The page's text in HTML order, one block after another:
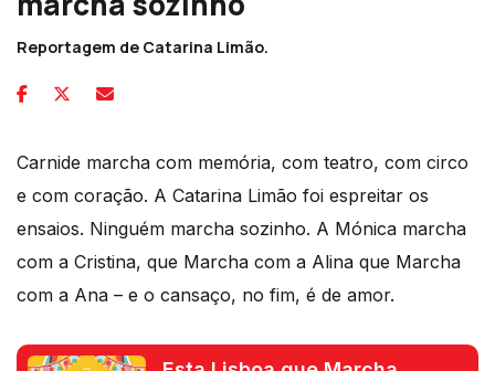
Reportagem de Catarina Limão.
Carnide marcha com memória, com teatro, com circo
e com coração. A Catarina Limão foi espreitar os
ensaios. Ninguém marcha sozinho. A Mónica marcha
com a Cristina, que Marcha com a Alina que Marcha
com a Ana – e o cansaço, no fim, é de amor.